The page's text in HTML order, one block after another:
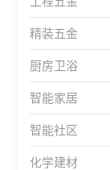
精装五金
厨房卫浴
智能家居
智能社区
化学建材